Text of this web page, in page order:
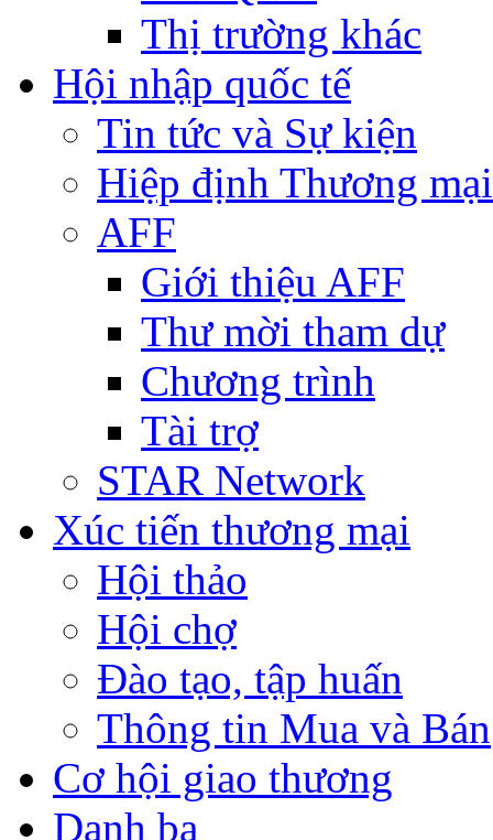
Thị trường khác
Hội nhập quốc tế
Tin tức và Sự kiện
Hiệp định Thương
AFF
Giới thiệu AFF
Thư mời tham dự
Chương trình
Tài trợ
STAR Network
Xúc tiến thương mại
Hội thảo
Hội chợ
Đào tạo, tập huấn
Thông tin Mua và Bán
Cơ hội giao thương
Danh bạ